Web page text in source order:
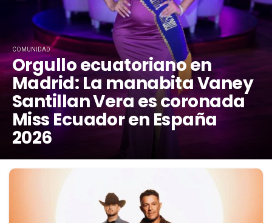
COMUNIDAD
Orgullo ecuatoriano en
Madrid: La manabita Vaney
Santillan Vera es coronada
Miss Ecuador en España
2026